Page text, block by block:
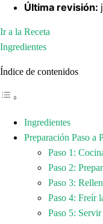
Última revisión:
Ir a la Receta
Ingredientes
Índice de contenidos
Ingredientes
Preparación Paso a
Paso 1:
Paso 2:
Paso 3:
Paso 4: Freír
Paso 5: Servir